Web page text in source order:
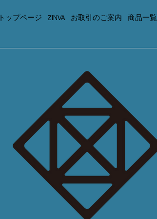
トップページ ZINVA お取引のご案内 商品一覧